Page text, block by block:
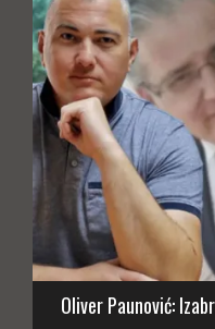
Oliver Paunović: